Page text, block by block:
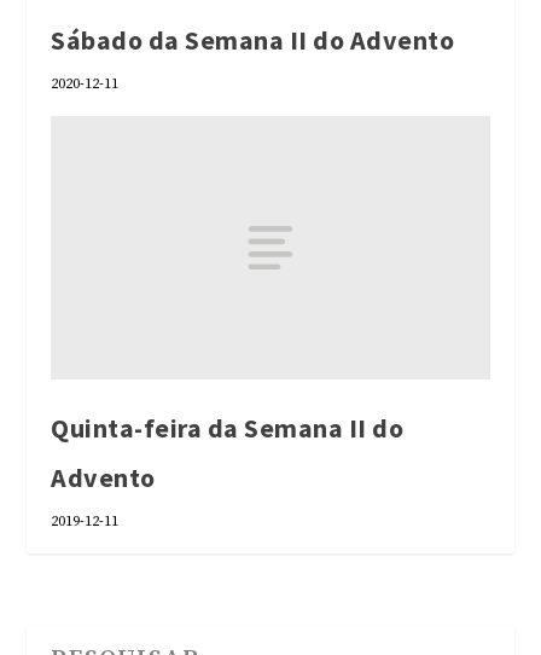
Sábado da Semana II do Advento
2020-12-11
Quinta-feira da Semana II do
Advento
2019-12-11